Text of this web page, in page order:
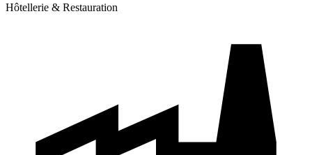
Hôtellerie & Restauration